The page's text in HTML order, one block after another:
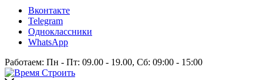
Вконтакте
Telegram
Одноклассники
WhatsApp
Работаем: Пн - Пт: 09.00 - 19.00, Сб: 09:00 - 15:00